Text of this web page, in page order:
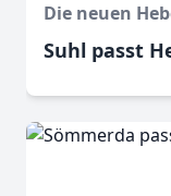
Die neuen
Suhl passt